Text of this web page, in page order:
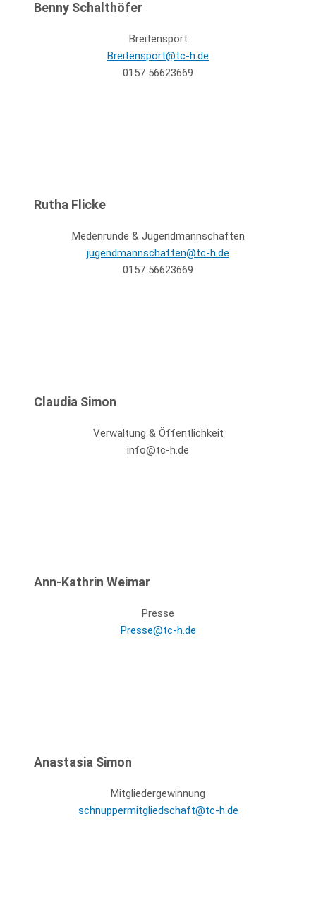
Benny Schalthöfer
Breitensport
Breitensport@tc-h.de
0157 56623669
Rutha Flicke
Medenrunde & Jugendmannschaften
jugendmannschaften@tc-h.de
0157 56623669
Claudia Simon
Verwaltung & Öffentlichkeit
info@tc-h.de
Ann-Kathrin Weimar
Presse
Presse@tc-h.de
Anastasia Simon
Mitgliedergewinnung
schnuppermitgliedschaft@tc-h.de